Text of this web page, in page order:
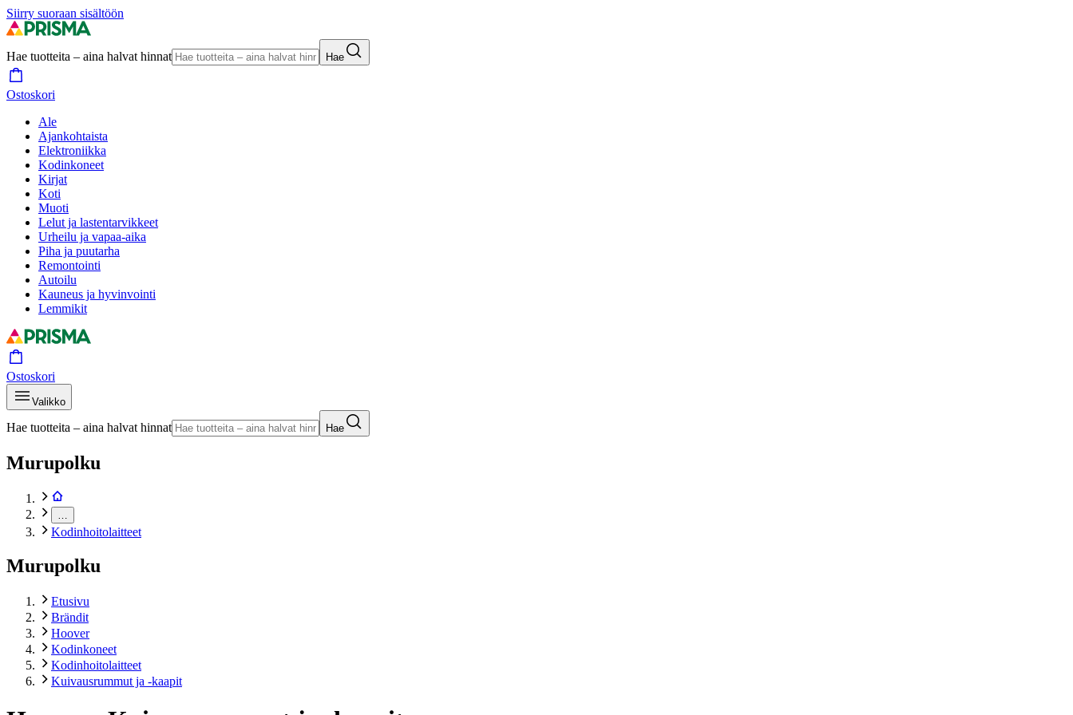
Siirry suoraan sisältöön
Hae tuotteita – aina halvat hinnat Hae
Ostoskori
Ale
Ajankohtaista
Elektroniikka
Kodinkoneet
Kirjat
Koti
Muoti
Lelut ja lastentarvikkeet
Urheilu ja vapaa-aika
Piha ja puutarha
Remontointi
Autoilu
Kauneus ja hyvinvointi
Lemmikit
Ostoskori
Valikko
Hae tuotteita – aina halvat hinnat Hae
Murupolku
Kodinhoitolaitteet
Murupolku
Etusivu
Brändit
Hoover
Kodinkoneet
Kodinhoitolaitteet
Kuivausrummut ja -kaapit